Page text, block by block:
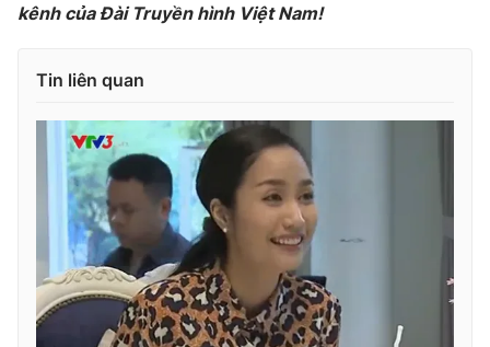
VTV Money VTV Thể thao
VTV Sức khoẻ Bất động sản
Thị trường 24h Tấm lòng Việt
kênh của Đài Truyền hình Việt Nam!
Tin liên quan